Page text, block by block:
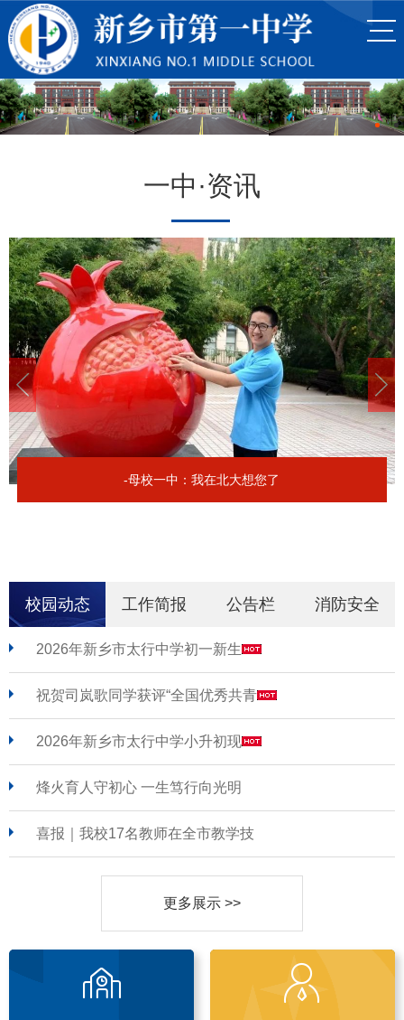
一中·资讯
-母校一中：我在北大想您了
校园动态 工作简报 公告栏 消防安全
2026年新乡市太行中学初一新生
祝贺司岚歌同学获评“全国优秀共青
2026年新乡市太行中学小升初现
烽火育人守初心 一生笃行向光明
喜报｜我校17名教师在全市教学技
更多展示 >>